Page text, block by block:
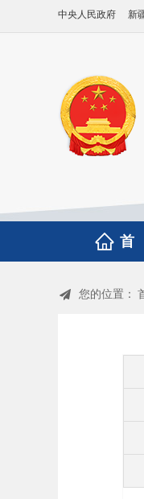
中央人民政府 新
首
您的位置：